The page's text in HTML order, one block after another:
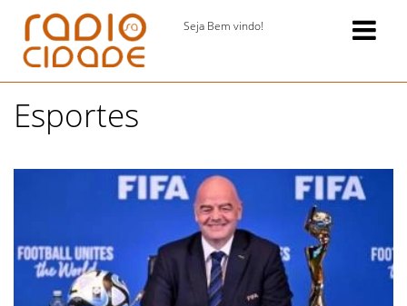
Seja Bem vindo!
Esportes